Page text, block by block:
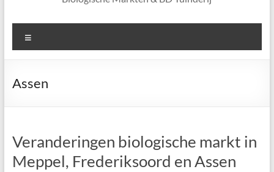
Assen
Veranderingen biologische markt in
Meppel, Frederiksoord en Assen